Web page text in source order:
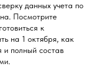
данных учета по
Посмотрите
к
на 1 октября, как
и полный состав